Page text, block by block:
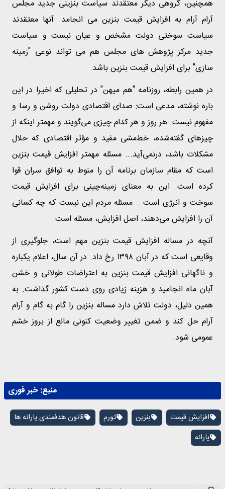
همچنین، گروهی دیگر معتقدند سیاست بنزینی جدید مجلس
آرام آرام به افزایش قیمت بنزین می انجامد. آنها معتقدند
سیاست سوختی دولت مشخص و عیان نیست و سیاست
جدید مرکز پژوهش های مجلس هم می تواند نوعی "زمینه
سازی" برای افزایش قیمت بنزین باشد.
در همین رابطه، روزنامه "هم میهن" در تحلیلی که اخیرا در این
باره نوشته، مدعی است: صدای اقتصادی دولت روشن و رسا و
مفهوم نیست. هر روز و هر کدام چیزی می‌گویند و مهمتر اینکه از
چیزهای گفته‌شده، خط‌مشی مفید و مؤثر اقتصادی که حلال
مشکلات باشد، درنمی‌آید... مسئله مهمتر افزایش قیمت بنزین
است که مقام سازمان برنامه آن را منوط به توافق سران قوا
کرده است. این به معنای زمینه‌چینی برای افزایش قیمت
سوخت و انرژی است... مسئله مردم این نیست که چه کسانی
آن را افزایش می‌دهند، اصل افزایش، مسئله است.
آنچه در مساله افزایش قیمت بنزین مهم است، جلوگیری از
وقایعی است که در آبان ۱۳۹۸ رخ داد. در آن سال، اعلام یکباره
و ناگهانی افزایش قیمت بنزین به اعتراضات طولانی و خشن
آبان ماه انجامید و هزینه زیادی روی دست کشور گذاشت. به
همین دلیل، دولت تلاش دارد مساله بنزین را گام به گام و آرام
آرام حل کند و ضمن تغییر وضعیت کنونی مانع از بروز خشم
عمومی شود.
منبع:خبر فوری
افزایش قیمت بنزین تورم
قانون هدفمندی یارانه ها
یارانه